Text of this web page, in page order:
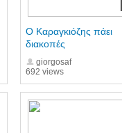
692 views
Ο Καραγκιόζης πάει
διακοπές
giorgosaf